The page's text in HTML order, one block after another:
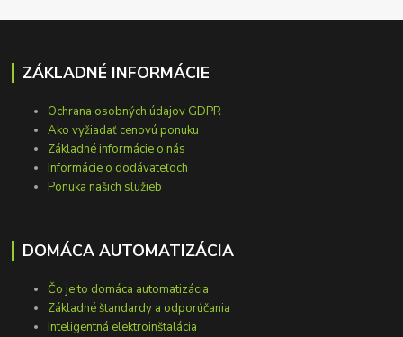
ZÁKLADNÉ INFORMÁCIE
Ochrana osobných údajov GDPR
Ako vyžiadať cenovú ponuku
Základné informácie o nás
Informácie o dodávateľoch
Ponuka našich služieb
DOMÁCA AUTOMATIZÁCIA
Čo je to domáca automatizácia
Základné štandardy a odporúčania
Inteligentná elektroinštalácia